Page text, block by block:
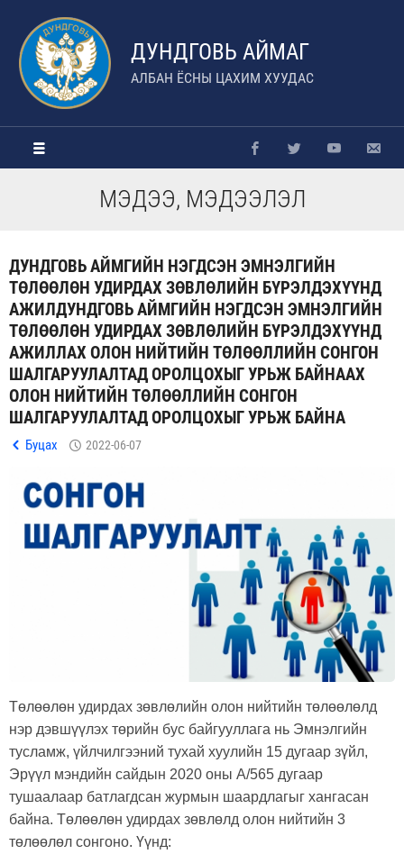
ДУНДГОВЬ АЙМАГ
АЛБАН ЁСНЫ ЦАХИМ ХУУДАС
МЭДЭЭ, МЭДЭЭЛЭЛ
ДУНДГОВЬ АЙМГИЙН НЭГДСЭН ЭМНЭЛГИЙН
ТӨЛӨӨЛӨН УДИРДАХ ЗӨВЛӨЛИЙН БҮРЭЛДЭХҮҮНД
АЖИЛДУНДГОВЬ АЙМГИЙН НЭГДСЭН ЭМНЭЛГИЙН
ТӨЛӨӨЛӨН УДИРДАХ ЗӨВЛӨЛИЙН БҮРЭЛДЭХҮҮНД
АЖИЛЛАХ ОЛОН НИЙТИЙН ТӨЛӨӨЛЛИЙН СОНГОН
ШАЛГАРУУЛАЛТАД ОРОЛЦОХЫГ УРЬЖ БАЙНААХ
ОЛОН НИЙТИЙН ТӨЛӨӨЛЛИЙН СОНГОН
ШАЛГАРУУЛАЛТАД ОРОЛЦОХЫГ УРЬЖ БАЙНА
Буцах 2022-06-07
Төлөөлөн удирдах зөвлөлийн олон нийтийн төлөөлөлд
нэр дэвшүүлэх төрийн бус байгууллага нь Эмнэлгийн
тусламж, үйлчилгээний тухай хуулийн 15 дугаар зүйл,
Эрүүл мэндийн сайдын 2020 оны А/565 дугаар
тушаалаар батлагдсан журмын шаардлагыг хангасан
байна. Төлөөлөн удирдах зөвлөлд олон нийтийн 3
төлөөлөл сонгоно. Үүнд: